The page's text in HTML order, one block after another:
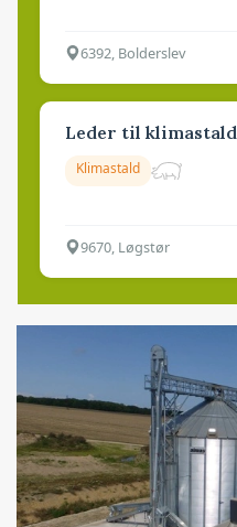
6392, Bolderslev
Leder til klimastald
Klimastald
9670, Løgstør